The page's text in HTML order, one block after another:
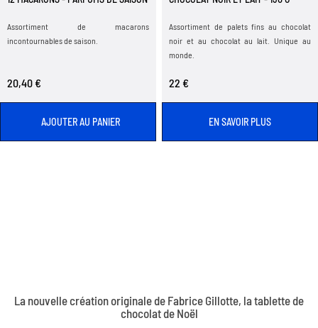
Assortiment de macarons
incontournables de saison.
20,40 €
AJOUTER AU PANIER
Assortiment de palets fins au chocolat
noir et au chocolat au lait. Unique au
monde.
22 €
EN SAVOIR PLUS
La nouvelle création originale de Fabrice Gillotte, la tablette de
chocolat de Noël